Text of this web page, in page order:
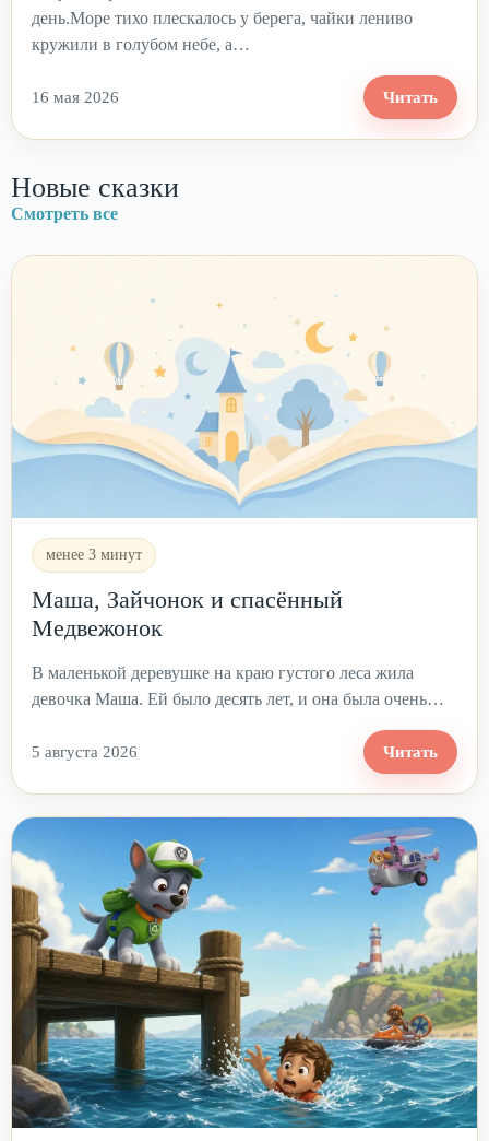
день.Море тихо плескалось у берега, чайки лениво
кружили в голубом небе, а…
16 мая 2026 Читать
Новые сказки
Смотреть все
менее 3 минут
Маша, Зайчонок и спасённый
Медвежонок
В маленькой деревушке на краю густого леса жила
девочка Маша. Ей было десять лет, и она была очень…
5 августа 2026 Читать